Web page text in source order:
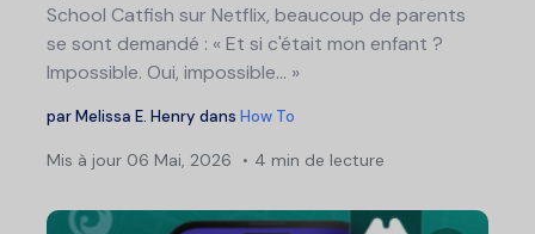
School Catfish sur Netflix, beaucoup de parents
se sont demandé : « Et si c'était mon enfant ?
Impossible. Oui, impossible... »
parMelissa E. Henry dans How To
Mis à jour 06 Mai, 2026 4 min de lecture